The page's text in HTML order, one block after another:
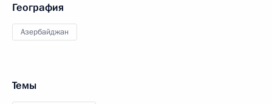
География
Азербайджан
Темы